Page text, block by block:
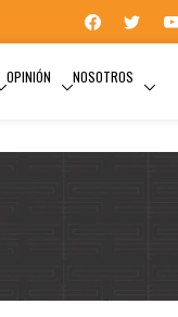
OPINIÓN NOSOTROS